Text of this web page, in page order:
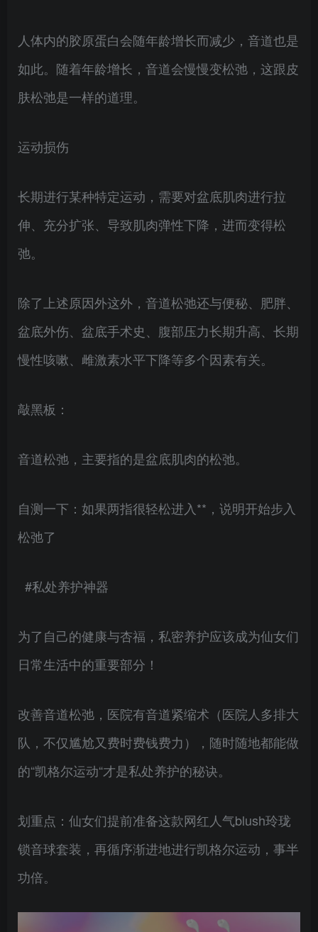
人体内的胶原蛋白会随年龄增长而减少，音道也是
如此。随着年龄增长，音道会慢慢变松弛，这跟皮
肤松弛是一样的道理。
运动损伤
长期进行某种特定运动，需要对盆底肌肉进行拉
伸、充分扩张、导致肌肉弹性下降，进而变得松
弛。
除了上述原因外这外，音道松弛还与便秘、肥胖、
盆底外伤、盆底手术史、腹部压力长期升高、长期
慢性咳嗽、雌激素水平下降等多个因素有关。
敲黑板：
音道松弛，主要指的是盆底肌肉的松弛。
自测一下：如果两指很轻松进入**，说明开始步入
松弛了
#私处养护神器
为了自己的健康与杏福，私密养护应该成为仙女们
日常生活中的重要部分！
改善音道松弛，医院有音道紧缩术（医院人多排大
队，不仅尴尬又费时费钱费力），随时随地都能做
的“凯格尔运动“才是私处养护的秘诀。
划重点：仙女们提前准备这款网红人气blush玲珑
锁音球套装，再循序渐进地进行凯格尔运动，事半
功倍。